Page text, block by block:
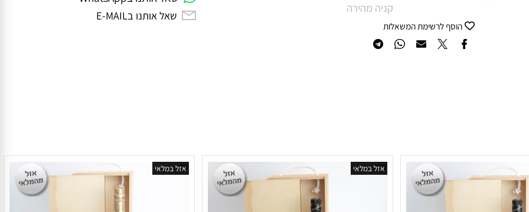
קניה מהירה
הוסף לרשימת המשאלות
שאל אותנו בWhatsApp